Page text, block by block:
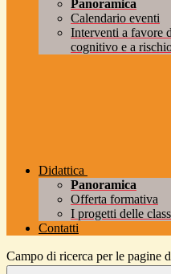
Panoramica
Calendario eventi
Interventi a favore
cognitivo e a
Didattica
Panoramica
Offerta formativa
I progetti delle
Contatti
Campo di ricerca per le pagine